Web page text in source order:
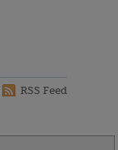
RSS Feed